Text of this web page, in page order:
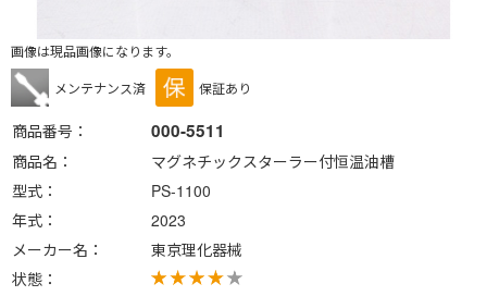
画像は現品画像になります。
メンテナンス済
保証あり
商品番号 000-5511
商品名
マグネチックスターラー付恒温油槽
型式
PS-1100
年式
2023
メーカー名
東京理化器械
状態